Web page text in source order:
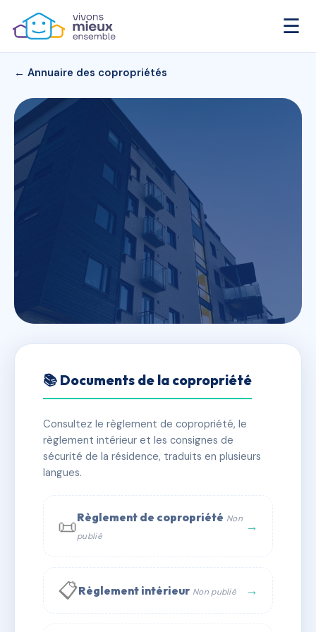
☰
← Annuaire des copropriétés
3 RUE SAINT MICHEL
✓ Immatriculée 🏠 5 lots 🏗 1 bâtiment(s)
📞 Contacter Syndic Digital
📚 Documents de la copropriété
Consultez le règlement de copropriété, le
règlement intérieur et les consignes de
sécurité de la résidence, traduits en plusieurs
langues.
📜Règlement de copropriété Non
publié
→
📋Règlement intérieur Non publié →